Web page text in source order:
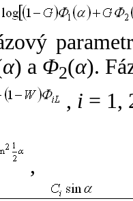
parametr
α) a Φ2(α).
, i = 1,
,